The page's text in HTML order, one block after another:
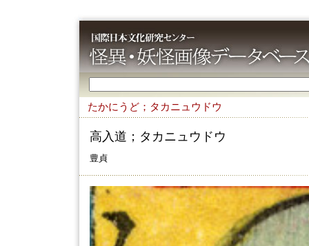
たかにうど；タカニュウドウ
高入道；タカニュウドウ
豊貞